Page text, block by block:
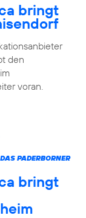
bringt
den
voran.
PADERBORNER
bringt